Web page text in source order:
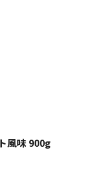
風味 900g